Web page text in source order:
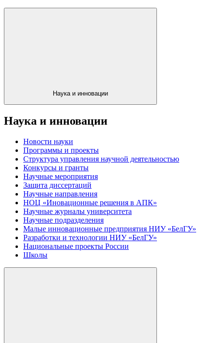
Наука и инновации
Наука и инновации
Новости науки
Программы и проекты
Структура управления научной деятельностью
Конкурсы и гранты
Научные мероприятия
Защита диссертаций
Научные направления
НОЦ «Иновационные решения в АПК»
Научные журналы университета
Научные подразделения
Малые инновационные предприятия НИУ «БелГУ»
Разработки и технологии НИУ «БелГУ»
Национальные проекты России
Школы